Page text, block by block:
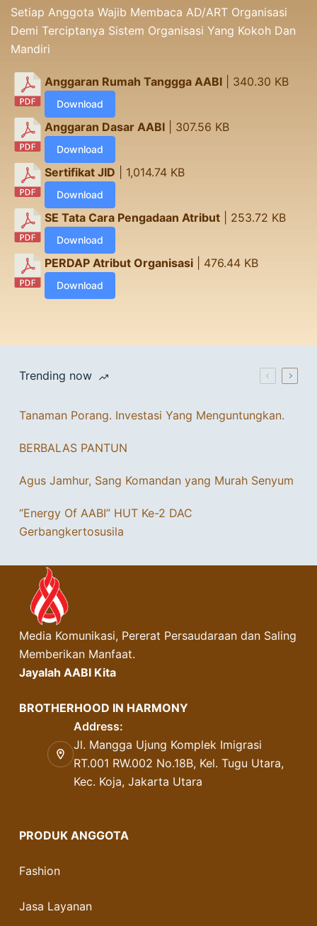
Setiap Anggota Wajib Membaca AD/ART Organisasi
Demi Terciptanya Sistem Organisasi Yang Kokoh Dan
Mandiri
Anggaran Rumah Tanggga AABI | 340.30 KB
Download
Anggaran Dasar AABI | 307.56 KB
Download
Sertifikat JID | 1,014.74 KB
Download
SE Tata Cara Pengadaan Atribut | 253.72 KB
Download
PERDAP Atribut Organisasi | 476.44 KB
Download
Trending now
Tanaman Porang. Investasi Yang Menguntungkan.
BERBALAS PANTUN
Agus Jamhur, Sang Komandan yang Murah Senyum
“Energy Of AABI” HUT Ke-2 DAC
Gerbangkertosusila
Media Komunikasi, Pererat Persaudaraan dan Saling
Memberikan Manfaat.
Jayalah AABI Kita
BROTHERHOOD IN HARMONY
Address:
Jl. Mangga Ujung Komplek Imigrasi
RT.001 RW.002 No.18B, Kel. Tugu Utara,
Kec. Koja, Jakarta Utara
PRODUK ANGGOTA
Fashion
Jasa Layanan